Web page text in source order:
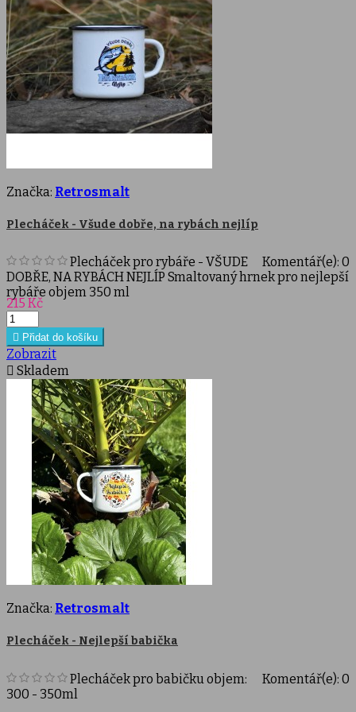
Značka: Retrosmalt
Plecháček - Všude dobře, na rybách nejlíp
Komentář(e): 0
Plecháček pro rybáře - VŠUDE
DOBŘE, NA RYBÁCH NEJLÍP Smaltovaný hrnek pro nejlepší
rybáře objem 350 ml
Cena
215 Kč
 Přidat do košíku
Zobrazit
 Skladem
Značka: Retrosmalt
Plecháček - Nejlepší babička
Komentář(e): 0
Plecháček pro babičku objem:
300 - 350ml